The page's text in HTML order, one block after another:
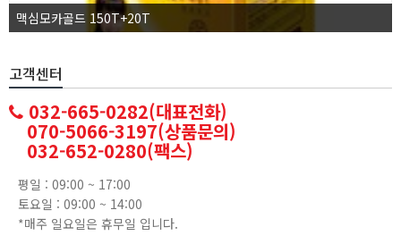
맥심모카골드 150T+20T
고객센터
032-665-0282(대표전화)
070-5066-3197(상품문의)
032-652-0280(팩스)
평일 : 09:00 ~ 17:00
토요일 : 09:00 ~ 14:00
*매주 일요일은 휴무일 입니다.